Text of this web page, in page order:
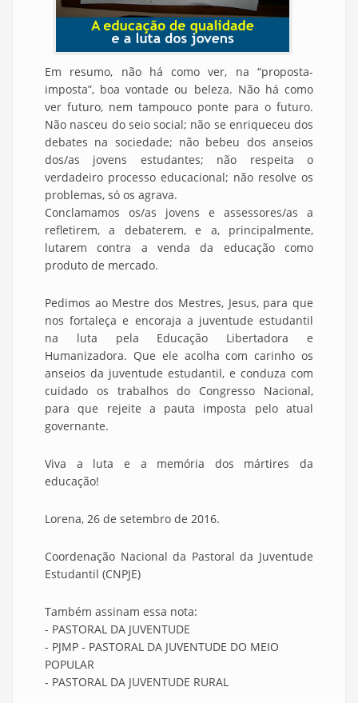
Em resumo, não há como ver, na “proposta-
imposta”, boa vontade ou beleza. Não há como
ver futuro, nem tampouco ponte para o futuro.
Não nasceu do seio social; não se enriqueceu dos
debates na sociedade; não bebeu dos anseios
dos/as jovens estudantes; não respeita o
verdadeiro processo educacional; não resolve os
problemas, só os agrava.
Conclamamos os/as jovens e assessores/as a
refletirem, a debaterem, e a, principalmente,
lutarem contra a venda da educação como
produto de mercado.
Pedimos ao Mestre dos Mestres, Jesus, para que
nos fortaleça e encoraja a juventude estudantil
na luta pela Educação Libertadora e
Humanizadora. Que ele acolha com carinho os
anseios da juventude estudantil, e conduza com
cuidado os trabalhos do Congresso Nacional,
para que rejeite a pauta imposta pelo atual
governante.
Viva a luta e a memória dos mártires da
educação!
Lorena, 26 de setembro de 2016.
Coordenação Nacional da Pastoral da Juventude
Estudantil (CNPJE)
Também assinam essa nota:
- PASTORAL DA JUVENTUDE
- PJMP - PASTORAL DA JUVENTUDE DO MEIO
POPULAR
- PASTORAL DA JUVENTUDE RURAL